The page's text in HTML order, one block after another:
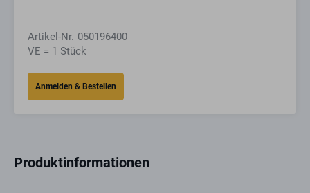
Artikel-Nr. 050196400
VE = 1 Stück
Produktinformationen